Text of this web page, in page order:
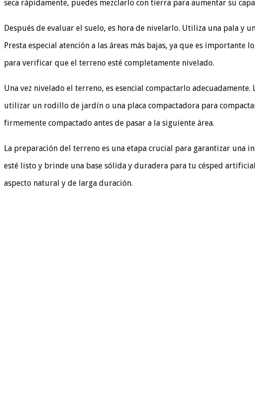
seca rápidamente, puedes mezclarlo con tierra para aumentar su
Después de evaluar el suelo, es hora de nivelarlo. Utiliza una pala
Presta especial atención a las áreas más bajas, ya que es
para verificar que el terreno esté completamente nivelado.
Una vez nivelado el terreno, es esencial compactarlo
utilizar un rodillo de jardín o una placa compactadora para
firmemente compactado antes de pasar a la siguiente área.
La preparación del terreno es una etapa crucial para garantizar una
esté listo y brinde una base sólida y duradera para tu césped
aspecto natural y de larga duración.